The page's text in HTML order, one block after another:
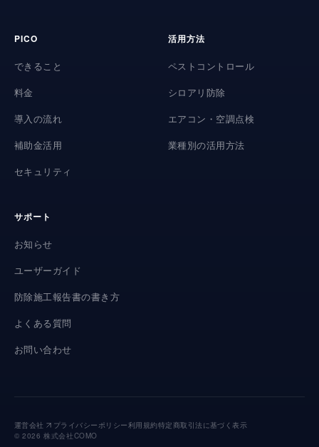
PICO
できること
料金
導入の流れ
補助金活用
セキュリティ
活用方法
ペストコントロール
シロアリ防除
エアコン・空調点検
業種別の活用方法
サポート
お知らせ
ユーザーガイド
防除施工報告書の書き方
よくある質問
お問い合わせ
©2026 株式会社COMO
運営会社 プライバシーポリシー利用規約特定商取引法に基づく表示